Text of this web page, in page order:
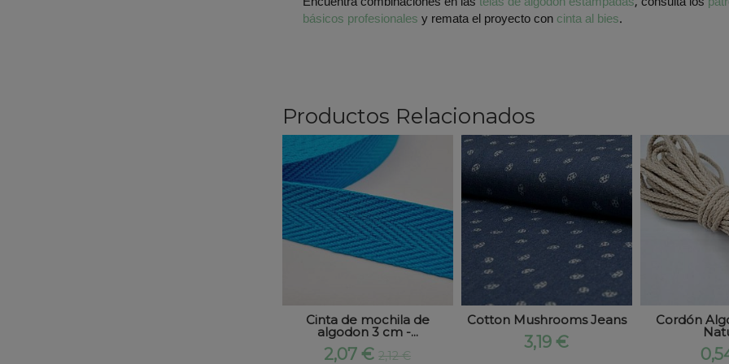
básicos profesionalesy remata el proyecto concinta al bies.
Productos Relacionados
Cinta de mochila de
algodon 3 cm -...
2,07 €2,12 €
Cotton Mushrooms Jeans
3,19 €
Cordón